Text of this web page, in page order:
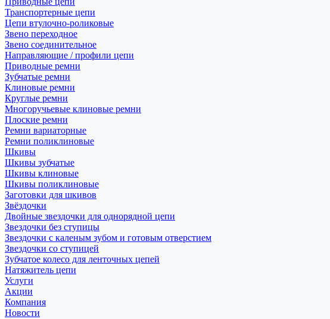
Транспортерные цепи
Цепи втулочно-роликовые
Звено переходное
Звено соединительное
Направляющие / профили цепи
Приводные ремни
Зубчатые ремни
Клиновые ремни
Круглые ремни
Многоручьевые клиновые ремни
Плоские ремни
Ремни вариаторные
Ремни поликлиновые
Шкивы
Шкивы зубчатые
Шкивы клиновые
Шкивы поликлиновые
Заготовки для шкивов
Звёздочки
Двойные звездочки для однорядной цепи
Звездочки без ступицы
Звездочки с каленым зубом и готовым отверстием
Звездочки со ступицей
Зубчатое колесо для ленточных цепей
Натяжитель цепи
Услуги
Акции
Компания
Новости